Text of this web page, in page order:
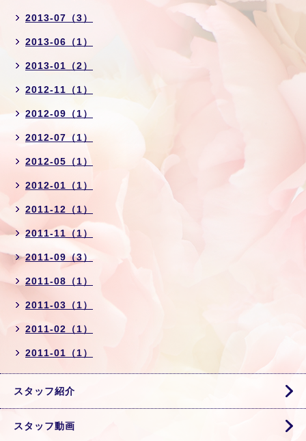
2013-07（3）
2013-06（1）
2013-01（2）
2012-11（1）
2012-09（1）
2012-07（1）
2012-05（1）
2012-01（1）
2011-12（1）
2011-11（1）
2011-09（3）
2011-08（1）
2011-03（1）
2011-02（1）
2011-01（1）
スタッフ紹介
スタッフ動画